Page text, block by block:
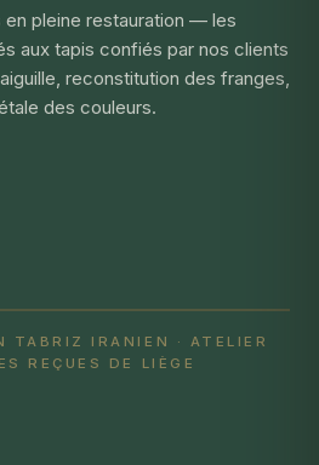
en pleine restauration — les
aux tapis confiés par nos clients
reconstitution des franges,
des couleurs.
TABRIZ IRANIEN · ATELIER
REÇUES DE LIÈGE